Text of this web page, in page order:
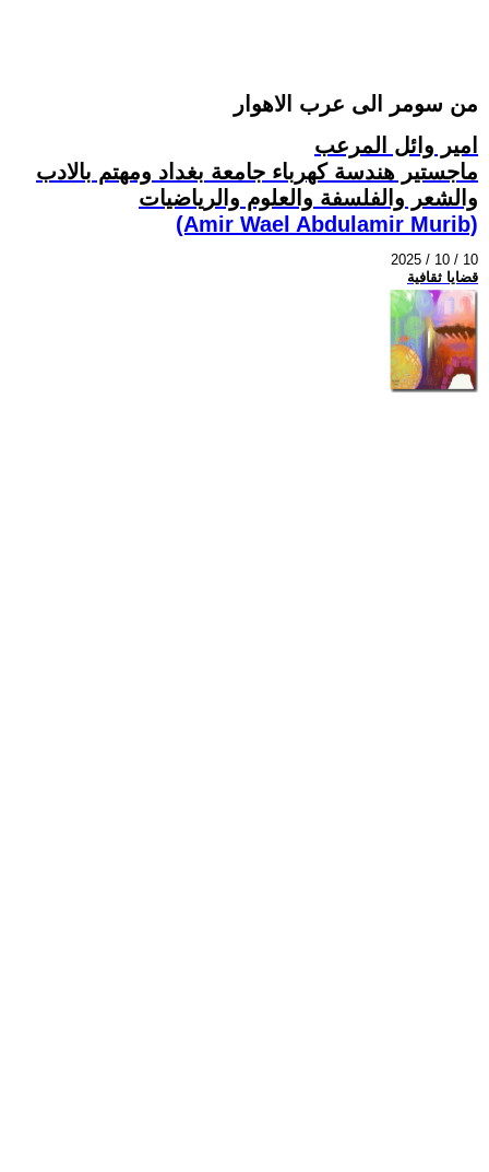
من سومر الى عرب الاهوار
امير وائل المرعب
ماجستير هندسة كهرباء جامعة بغداد ومهتم بالادب
والشعر والفلسفة والعلوم والرياضيات
(Amir Wael Abdulamir Murib)
2025 / 10 / 10
قضايا ثقافية